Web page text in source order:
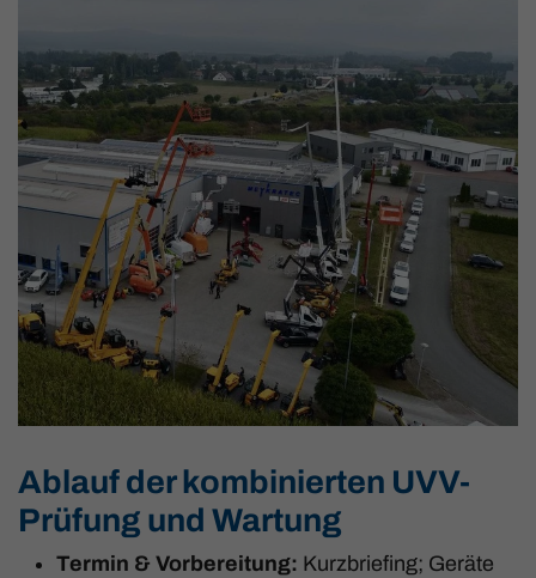
Ablauf der kombinierten UVV-
Prüfung und Wartung
Termin & Vorbereitung: Kurzbriefing; Geräte